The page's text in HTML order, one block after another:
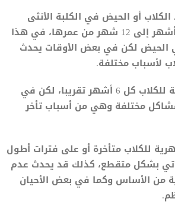
أو الحيض في الكلبة الأنثى
يأتي بعد مرور ستة أشهر إلى 12 شهر من عمرها، في هذا
الحيض لكن في بعض الأوقات يحدث
لأسباب مختلفة.
تأتي الدورة الشهرية للكلاب كل 6 أشهر تقريبا، لكن في
مختلفة وهي من أسباب تأخر
للكلاب متأخرة أو على فترات أطول
بشكل متقطع، كذلك قد يحدث عدم
من الأساس وكما في بعض الأحيان